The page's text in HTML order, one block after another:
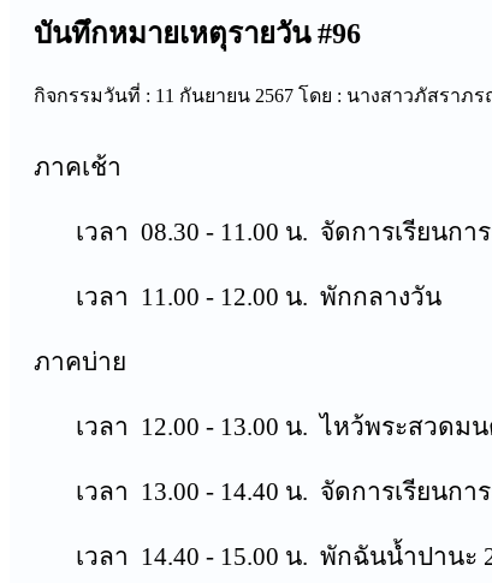
บันทึกหมายเหตุรายวัน #96
กิจกรรมวันที่ : 11 กันยายน 2567 โดย : นางสาวภัสราภ
ภาคเช้า
เวลา 08.30 - 11.00 น. จัดการเรียนกา
เวลา 11.00 - 12.00 น. พักกลางวัน
ภาคบ่าย
เวลา 12.00 - 13.00 น. ไหว้พระสวดมน
เวลา 13.00 - 14.40 น. จัดการเรียนกา
เวลา 14.40 - 15.00 น. พักฉันน้ำปานะ